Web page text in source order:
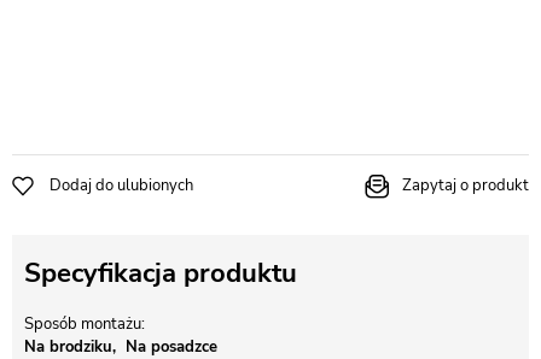
Dodaj do ulubionych Zapytaj o produkt
Specyfikacja produktu
Sposób montażu
Na brodziku
Na posadzce